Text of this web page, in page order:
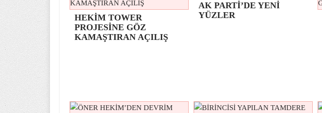
HEKİM TOWER
PROJESİNE GÖZ
KAMAŞTIRAN AÇILIŞ
AK PARTİ’DE YENİ
YÜZLER